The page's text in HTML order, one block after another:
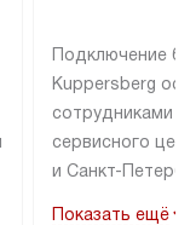
Подключение
Kuppersberg
сотрудниками
сервисного
и Санкт-
Показать ещё